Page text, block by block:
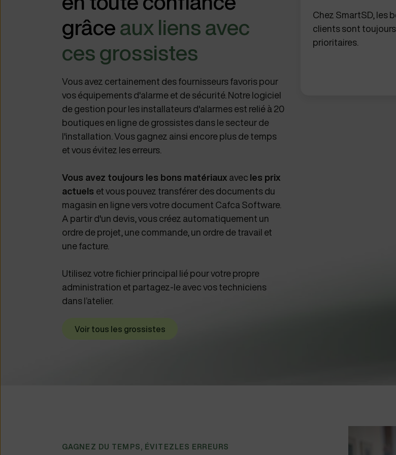
grâceaux liens avec
ces grossistes
Vous avez certainement des fournisseurs favoris pour
vos équipements d'alarme et de sécurité. Notre logiciel
de gestion pour les installateurs d'alarmes est relié à 20
boutiques en ligne de grossistes dans le secteur de
l'installation. Vous gagnez ainsi encore plus de temps
et vous évitez les erreurs.
Vous avez toujours les bons matériaux avec les prix
actuels et vous pouvez transférer des documents du
magasin en ligne vers votre document Cafca Software.
A partir d'un devis, vous créez automatiquement un
ordre de projet, une commande, un ordre de travail et
une facture.
Utilisez votre fichier principal lié pour votre propre
administration et partagez-le avec vos techniciens
dans l’atelier.
Voir tous les grossistes
Chez SmartSD, les
clients sont toujours
prioritaires.
GAGNEZ DU TEMPS, ÉVITEZLES ERREURS